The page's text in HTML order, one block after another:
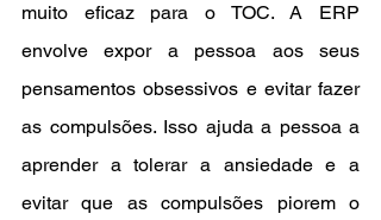
muito eficaz para o TOC. A ERP
envolve expor a pessoa aos seus
pensamentos obsessivos e evitar fazer
as compulsões. Isso ajuda a pessoa a
aprender a tolerar a ansiedade e a
evitar que as compulsões piorem o